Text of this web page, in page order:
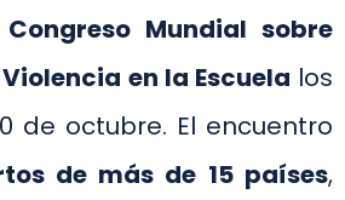
Mundial sobre
en la Escuela los
de octubre. El encuentro
de más de 15 países,